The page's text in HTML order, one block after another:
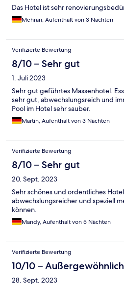
Das Hotel ist sehr
Mehran, Aufenthalt von 3 Nächten
Verifizierte Bewertung
8/10 – Sehr gut
1. Juli 2023
Sehr gut geführtes Massenhotel.
sehr gut, abwechslungsreich und
Pool im Hotel sehr sauber.
Martin, Aufenthalt von 3 Nächten
Verifizierte Bewertung
8/10 – Sehr gut
20. Sept. 2023
Sehr schönes und ordentliches
abwechslungsreicher und speziell
können.
Mandy, Aufenthalt von 5 Nächten
Verifizierte Bewertung
10/10 – Außergewöhnlich
28. Sept. 2023